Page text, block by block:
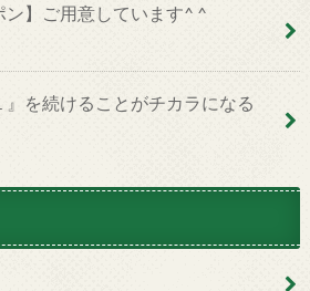
ン】ご用意しています^ ^
を続けることがチカラになる